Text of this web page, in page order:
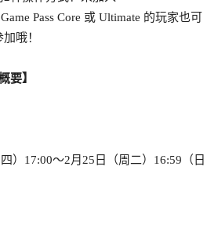
Pass Core 或 Ultimate 的玩家也可
哦！
要】
）17:00～2月25日（周二）16:59（日